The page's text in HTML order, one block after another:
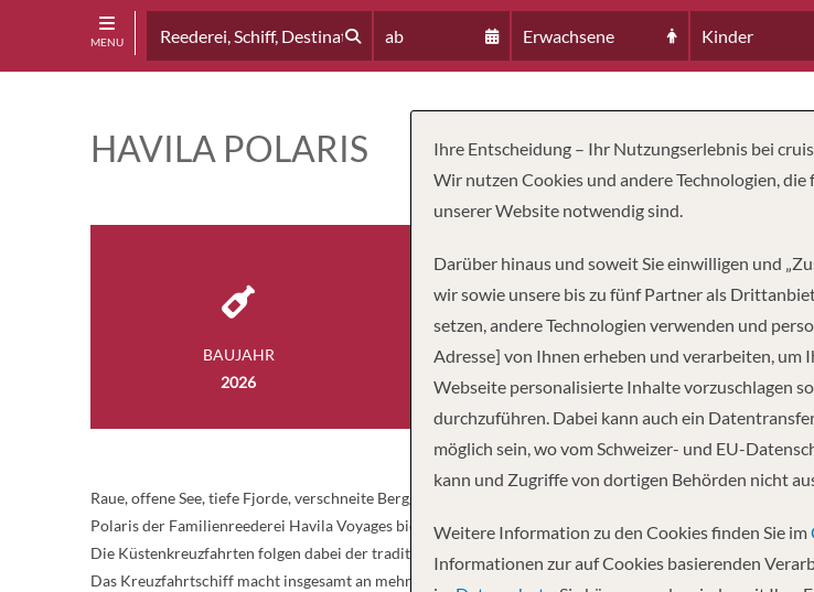
MENU ab Erwachsene Kinder
HAVILA POLARIS
BAUJAHR
2026
LÄNGE
124 FUSS
PASSAGIERE
640
Raue, offene See, tiefe Fjorde, verschneite Berggipfel und unzählige, winzige Inseln. Die norwegische
Polaris der Familienreederei Havila Voyages bietet Reisenden einen Logenplatz, um die Naturschauspiele
Die Küstenkreuzfahrten folgen dabei der traditionellen staatlichen Postschiffroute. Auf der historischen
Das Kreuzfahrtschiff macht insgesamt an mehr als 30 Stationen halt. Je nach Jahreszeit bietet sich
Ihre Entscheidung – Ihr Nutzungserlebnis bei
Wir nutzen Cookies und andere Technologien,
unserer Website notwendig sind.
Darüber hinaus und soweit Sie einwilligen und
wir sowie unsere bis zu fünf Partner als
setzen, andere Technologien verwenden und
Adresse] von Ihnen erheben und verarbeiten, um
Webseite personalisierte Inhalte vorzuschlagen
durchzuführen. Dabei kann auch ein
möglich sein, wo vom Schweizer- und EU-
kann und Zugriffe von dortigen Behörden nicht
Weitere Information zu den Cookies finden Sie im
Informationen zur auf Cookies basierenden